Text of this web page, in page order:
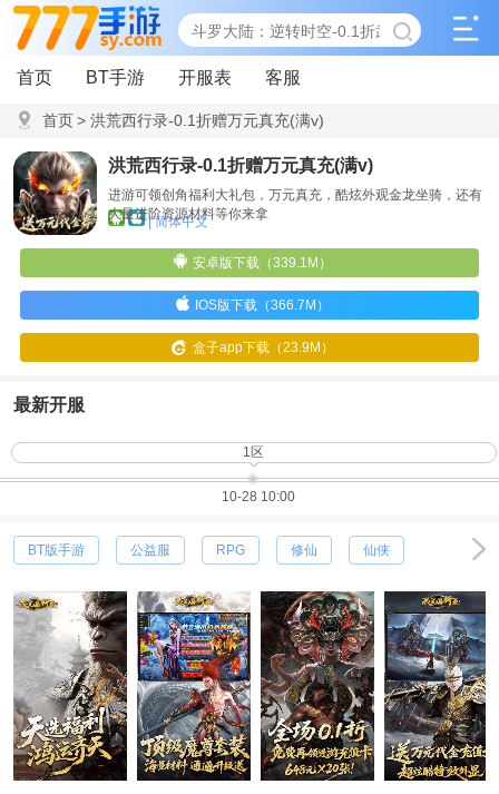
首页 BT手游 开服表 客服
首页> 洪荒西行录-0.1折赠万元真充(满v)
洪荒西行录-0.1折赠万元真充(满v)
进游可领创角福利大礼包，万元真充，酷炫外观金龙坐骑，还有
大量进阶资源材料等你来拿
| 简体中文
安卓版下载（339.1M）
IOS版下载（366.7M）
盒子app下载（23.9M）
最新开服
1区
10-28 10:00
BT版手游 公益服 RPG 修仙 仙侠